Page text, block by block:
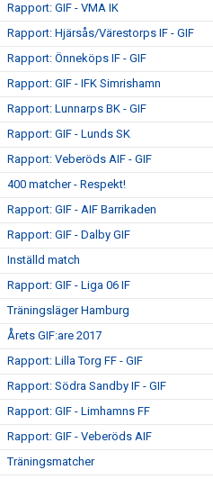
Rapport: GIF - VMA IK
Rapport: Hjärsås/Värestorps IF - GIF
Rapport: Önneköps IF - GIF
Rapport: GIF - IFK Simrishamn
Rapport: Lunnarps BK - GIF
Rapport: GIF - Lunds SK
Rapport: Veberöds AIF - GIF
400 matcher - Respekt!
Rapport: GIF - AIF Barrikaden
Rapport: GIF - Dalby GIF
Inställd match
Rapport: GIF - Liga 06 IF
Träningsläger Hamburg
Årets GIF:are 2017
Rapport: Lilla Torg FF - GIF
Rapport: Södra Sandby IF - GIF
Rapport: GIF - Limhamns FF
Rapport: GIF - Veberöds AIF
Träningsmatcher